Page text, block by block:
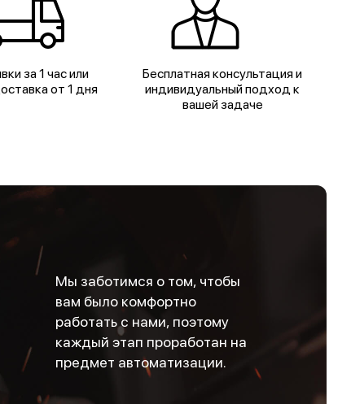
за 1 час или
от 1 дня
Бесплатная консультация и
индивидуальный подход к
вашей задаче
Мы заботимся о том, чтобы
вам было комфортно
работать с нами, поэтому
каждый этап проработан на
предмет автоматизации.